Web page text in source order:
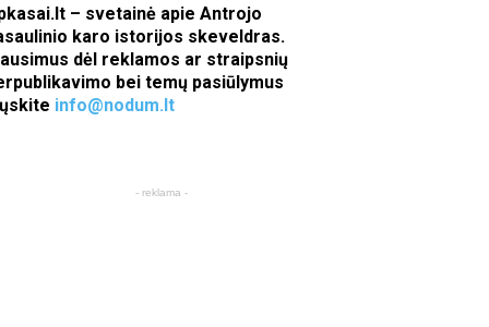
– svetainė apie Antrojo
karo istorijos skeveldras.
dėl reklamos ar straipsnių
bei temų pasiūlymus
info@nodum.lt
- reklama -